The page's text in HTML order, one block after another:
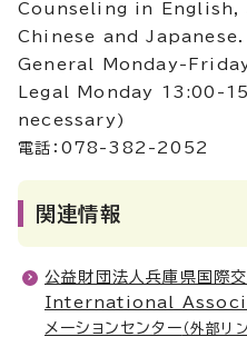
Counseling in English,
Chinese and Japanese.
General Monday-
Legal Monday 13:00-
necessary)
電話：078-382-2052
関連情報
公益財団法人兵庫県国際
International
メーションセンター （外部リン